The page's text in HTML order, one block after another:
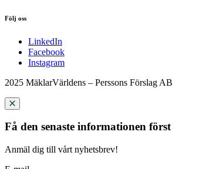
Följ oss
LinkedIn
Facebook
Instagram
2025 MäklarVärldens – Perssons Förslag AB
Få den senaste informationen först
Anmäl dig till vårt nyhetsbrev!